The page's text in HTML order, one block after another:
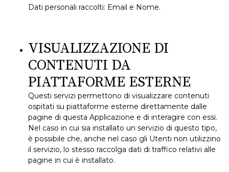
Dati personali raccolti: Email e Nome.
VISUALIZZAZIONE DI
CONTENUTI DA
PIATTAFORME ESTERNE
Questi servizi permettono di visualizzare contenuti
ospitati su piattaforme esterne direttamente dalle
pagine di questa Applicazione e di interagire con essi.
Nel caso in cui sia installato un servizio di questo tipo,
è possibile che, anche nel caso gli Utenti non utilizzino
il servizio, lo stesso raccolga dati di traffico relativi alle
pagine in cui è installato.